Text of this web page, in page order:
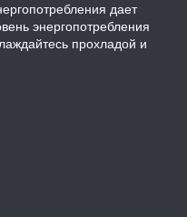
дает
энергопотребления
прохладой и